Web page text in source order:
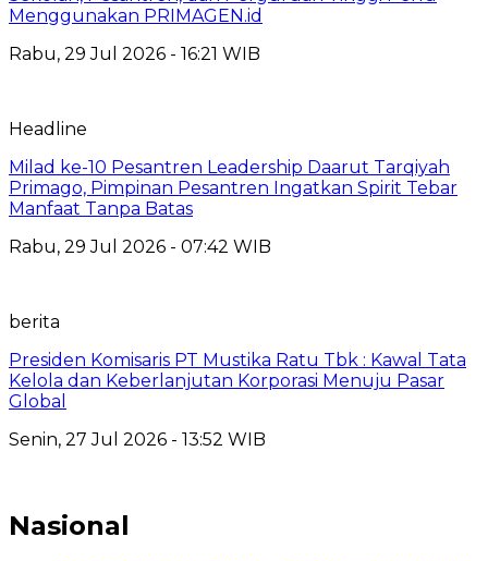
Menggunakan PRIMAGEN.id
Rabu, 29 Jul 2026 - 16:21 WIB
Headline
Milad ke-10 Pesantren Leadership Daarut Tarqiyah
Primago, Pimpinan Pesantren Ingatkan Spirit Tebar
Manfaat Tanpa Batas
Rabu, 29 Jul 2026 - 07:42 WIB
berita
Presiden Komisaris PT Mustika Ratu Tbk : Kawal Tata
Kelola dan Keberlanjutan Korporasi Menuju Pasar
Global
Senin, 27 Jul 2026 - 13:52 WIB
Nasional